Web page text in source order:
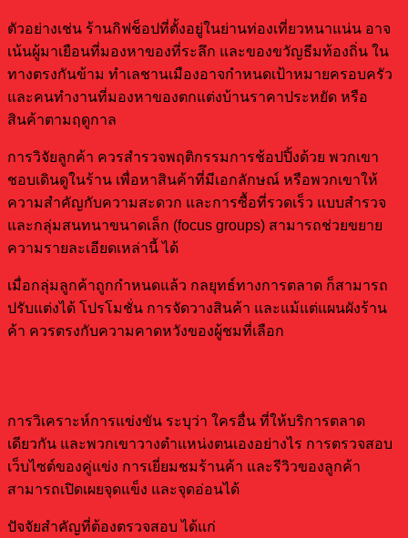
ตัวอย่างเช่น ร้านกิฟช็อปที่ตั้งอยู่ในย่านท่องเที่ยวหนาแน่น อาจ
เน้นผู้มาเยือนที่มองหาของที่ระลึก และของขวัญธีมท้องถิ่น ใน
ทางตรงกันข้าม ทำเลชานเมืองอาจกำหนดเป้าหมายครอบครัว
และคนทำงานที่มองหาของตกแต่งบ้านราคาประหยัด หรือ
สินค้าตามฤดูกาล
การวิจัยลูกค้า ควรสำรวจพฤติกรรมการช้อปปิ้งด้วย พวกเขา
ชอบเดินดูในร้าน เพื่อหาสินค้าที่มีเอกลักษณ์ หรือพวกเขาให้
ความสำคัญกับความสะดวก และการซื้อที่รวดเร็ว แบบสำรวจ
และกลุ่มสนทนาขนาดเล็ก (focus groups) สามารถช่วยขยาย
ความรายละเอียดเหล่านี้ ได้
เมื่อกลุ่มลูกค้าถูกกำหนดแล้ว กลยุทธ์ทางการตลาด ก็สามารถ
ปรับแต่งได้ โปรโมชั่น การจัดวางสินค้า และแม้แต่แผนผังร้าน
ค้า ควรตรงกับความคาดหวังของผู้ชมที่เลือก
การวิเคราะห์การแข่งขัน ระบุว่า ใครอื่น ที่ให้บริการตลาด
เดียวกัน และพวกเขาวางตำแหน่งตนเองอย่างไร การตรวจสอบ
เว็บไซต์ของคู่แข่ง การเยี่ยมชมร้านค้า และรีวิวของลูกค้า
สามารถเปิดเผยจุดแข็ง และจุดอ่อนได้
ปัจจัยสำคัญที่ต้องตรวจสอบ ได้แก่